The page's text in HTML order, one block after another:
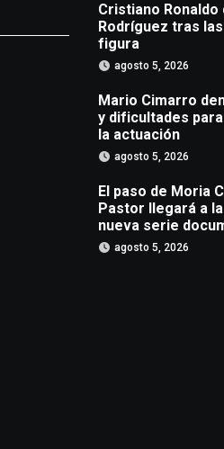
Cristiano
Rodríguez tras
figura
agosto 5, 2026
Mario Cimarro
y dificultades
la actuación
agosto 5, 2026
El paso de Moria
Pastor llegará a
nueva serie
agosto 5, 2026